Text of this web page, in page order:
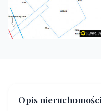
Opis nieruchomości